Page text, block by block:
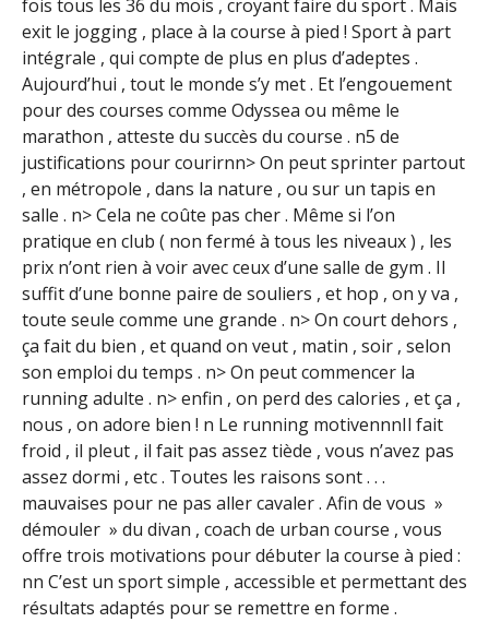
fois tous les 36 du mois , croyant faire du sport . Mais
exit le jogging , place à la course à pied ! Sport à part
intégrale , qui compte de plus en plus d’adeptes .
Aujourd’hui , tout le monde s’y met . Et l’engouement
pour des courses comme Odyssea ou même le
marathon , atteste du succès du course . n5 de
justifications pour courirnn> On peut sprinter partout
, en métropole , dans la nature , ou sur un tapis en
salle . n> Cela ne coûte pas cher . Même si l’on
pratique en club ( non fermé à tous les niveaux ) , les
prix n’ont rien à voir avec ceux d’une salle de gym . Il
suffit d’une bonne paire de souliers , et hop , on y va ,
toute seule comme une grande . n> On court dehors ,
ça fait du bien , et quand on veut , matin , soir , selon
son emploi du temps . n> On peut commencer la
running adulte . n> enfin , on perd des calories , et ça ,
nous , on adore bien ! n Le running motivennnIl fait
froid , il pleut , il fait pas assez tiède , vous n’avez pas
assez dormi , etc . Toutes les raisons sont . . .
mauvaises pour ne pas aller cavaler . Afin de vous »
démouler » du divan , coach de urban course , vous
offre trois motivations pour débuter la course à pied :
nn C’est un sport simple , accessible et permettant des
résultats adaptés pour se remettre en forme .